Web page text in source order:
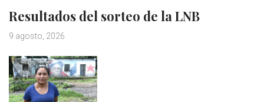
Resultados del sorteo de la LNB
9 agosto, 2026